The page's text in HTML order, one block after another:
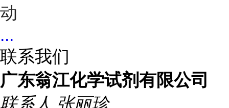
动
...
联系我们
广东翁江化学试剂有限公司
联系人 张丽珍